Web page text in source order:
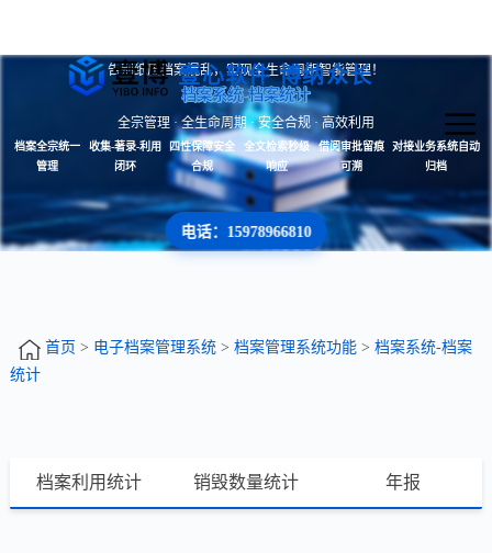
壹心软件 博纳众长
告别纸质档案混乱，实现全生命周期智能管理！
档案系统-档案统计
全宗管理 · 全生命周期 · 安全合规 · 高效利用
档案全宗统一
管理
收集-著录-利用
闭环
四性保障安全
合规
全文检索秒级
响应
借阅审批留痕
可溯
对接业务系统自动
归档
电话：15978966810
首页 > 电子档案管理系统> 档案管理系统功能> 档案系统-档案
统计
档案利用统计 销毁数量统计 年报